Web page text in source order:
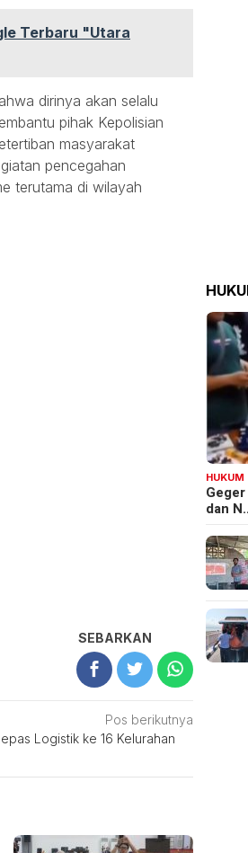
Terbaru "Utara
dirinya akan selalu
pihak Kepolisian
masyarakat
pencegahan
terutama di wilayah
SEBARKAN
Pos berikutnya
Logistik ke 16 Kelurahan
HUKUM
dan